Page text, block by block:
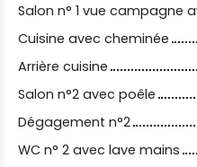
Salon n° 1 vue campagne
Cuisine avec cheminée
Arrière cuisine
Salon n°2 avec poêle
Dégagement n°2
WC n° 2 avec lave mains